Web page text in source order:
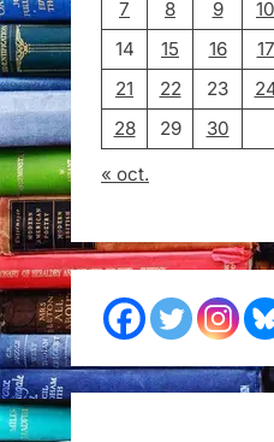
7
8 9 10
14
15 16 17
21
22 23
28
29
30
« oct.